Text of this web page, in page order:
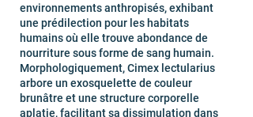
environnements anthropisés, exhibant
une prédilection pour les habitats
humains où elle trouve abondance de
nourriture sous forme de sang humain.
Morphologiquement, Cimex lectularius
arbore un exosquelette de couleur
brunâtre et une structure corporelle
aplatie, facilitant sa dissimulation dans